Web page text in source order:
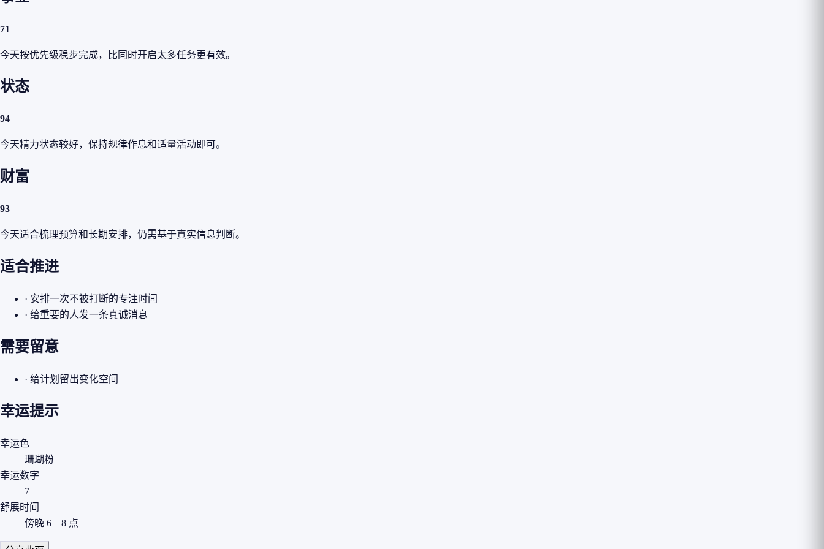
71
今天按优先级稳步完成，比同时开启太多任务更有效。
状态
94
今天精力状态较好，保持规律作息和适量活动即可。
财富
93
今天适合梳理预算和长期安排，仍需基于真实信息判断。
适合推进
· 安排一次不被打断的专注时间
· 给重要的人发一条真诚消息
需要留意
· 给计划留出变化空间
幸运提示
幸运色
珊瑚粉
幸运数字
7
舒展时间
傍晚 6—8 点